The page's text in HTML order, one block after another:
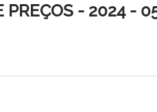
PREÇOS - 2024 -